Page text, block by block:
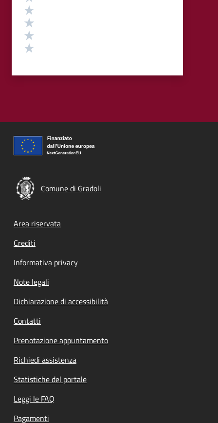
Comune di Gradoli
Footer menu
Area riservata
Crediti
Informativa privacy
Note legali
Dichiarazione di accessibilità
Contatti
Prenotazione appuntamento
Richiedi assistenza
Statistiche del portale
Leggi le FAQ
Pagamenti